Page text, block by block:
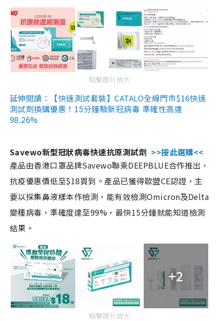
點擊圖片放大
延伸閱讀：【快速測試套裝】CATALO全線門市$16快速
測試劑換購優惠！15分鐘驗新冠病毒 準確性高達
98.26%
Savewo新型冠狀病毒快速抗原測試劑 >>按此選購<<
產品由香港口罩品牌Savewo聯乘DEEPBLUE合作推出，
抗疫優惠價低至$18買到。產品已獲得歐盟CE認證，主
要以採集鼻液樣本作檢測，能有效檢測Omicron及Delta
變種病毒，準確度達至99%，最快15分鐘就能知道檢測
結果。
+2
點擊圖片放大